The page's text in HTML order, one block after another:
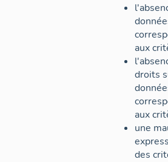
aux
droits
aux
une
des